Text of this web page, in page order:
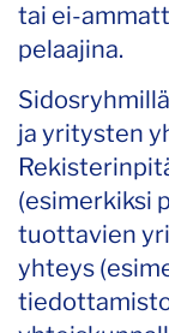
tai ei-
pelaajina.
ja yritysten
(esimerkiksi
tuottavien
yhteys